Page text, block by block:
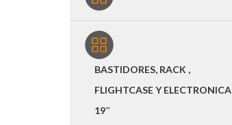
BASTIDORES, RACK ,
FLIGHTCASE Y ELECTRONICA
19″